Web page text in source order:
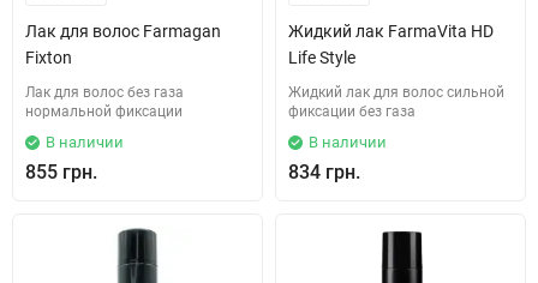
Лак для волос Farmagan
Fixton
Лак для волос без газа
нормальной фиксации
В наличии
855 грн.
Жидкий лак FarmaVita HD
Life Style
Жидкий лак для волос сильной
фиксации без газа
В наличии
834 грн.